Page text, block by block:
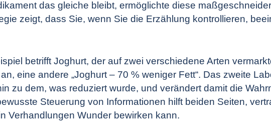
das gleiche bleibt, ermöglichte diese
zeigt, dass Sie, wenn Sie die Erzählung kontrollieren,
betrifft Joghurt, der auf zwei verschiedene Arten
eine andere „Joghurt – 70 % weniger Fett“. Das zweite
zu dem, was reduziert wurde, und verändert damit die
Steuerung von Informationen hilft beiden Seiten,
Verhandlungen Wunder bewirken kann.